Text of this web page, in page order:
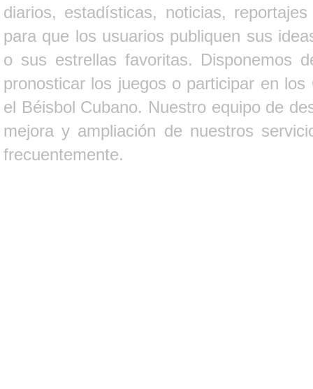
diarios, estadísticas, noticias,
para que los usuarios publiquen sus
o sus estrellas favoritas. Disponemos
pronosticar los juegos o participar en
el Béisbol Cubano. Nuestro equipo de
mejora y ampliación de nuestros
frecuentemente.